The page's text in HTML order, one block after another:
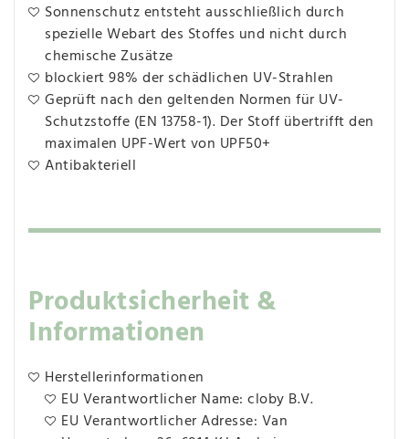
Sonnenschutz entsteht ausschließlich durch
spezielle Webart des Stoffes und nicht durch
chemische Zusätze
blockiert 98% der schädlichen UV-Strahlen
Geprüft nach den geltenden Normen für UV-
Schutzstoffe (EN 13758-1). Der Stoff übertrifft den
maximalen UPF-Wert von UPF50+
Antibakteriell
Produktsicherheit &
Informationen
Herstellerinformationen
EU Verantwortlicher Name: cloby B.V.
EU Verantwortlicher Adresse: Van